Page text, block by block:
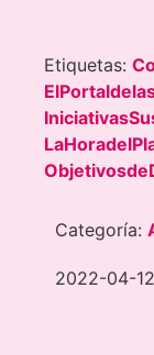
Etiquetas:
Categoría:
2022-04-